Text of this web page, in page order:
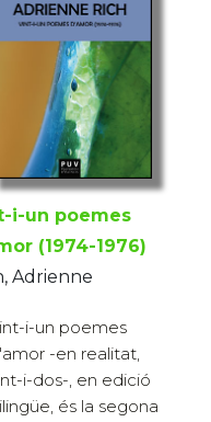
i-un poemes
(1974-1976)
Adrienne
i-un poemes
-en realitat,
i-dos-, en edició
és la segona